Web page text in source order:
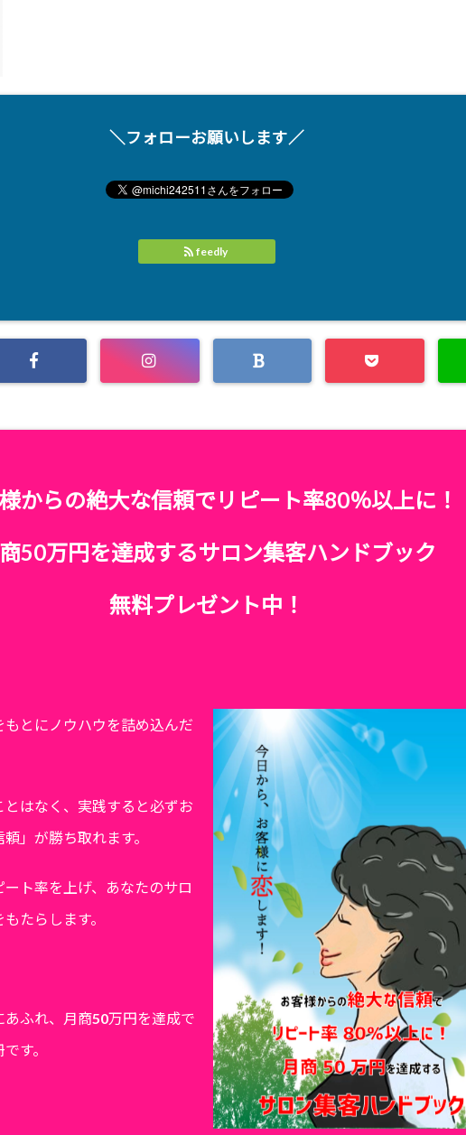
＼フォローお願いします／
feedly
からの絶大な信頼でリピート率80％以上に！
50万円を達成するサロン集客ハンドブック
無料プレゼント中！
もとにノウハウを詰め込んだ
とはなく、実践すると必ずお
」が勝ち取れます。
ト率を上げ、あなたのサロ
たらします。
あふれ、月商50万円を達成で
す。